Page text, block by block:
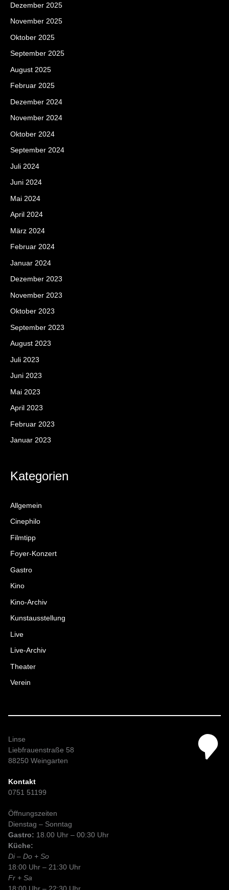
Dezember 2025
November 2025
Oktober 2025
September 2025
August 2025
Februar 2025
Dezember 2024
November 2024
Oktober 2024
September 2024
Juli 2024
Juni 2024
Mai 2024
April 2024
März 2024
Februar 2024
Januar 2024
Dezember 2023
November 2023
Oktober 2023
September 2023
August 2023
Juli 2023
Juni 2023
Mai 2023
April 2023
Februar 2023
Januar 2023
Kategorien
Allgemein
Cinephilo
Filmtipp
Foyer-Konzert
Gastro
Kino
Kino-Archiv
Kunstausstellung
Live
Live-Archiv
Theater
Verein
Linse
Liebfrauenstraße 58
88250 Weingarten
Kontakt
0751 51199
Öffnungszeiten
Dienstag – Sonntag
Gastro: 18.00 Uhr – 00:30 Uhr
Küche:
Di – Do + So
18:00 Uhr – 21:30 Uhr
Fr + Sa